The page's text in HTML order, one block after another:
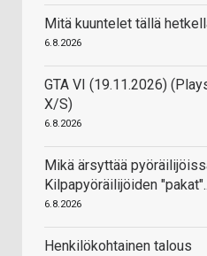
Mitä kuuntelet tällä
6.8.2026
GTA VI (19.11.2026)
X/S)
6.8.2026
Mikä ärsyttää
Kilpapyöräilijöiden
6.8.2026
Henkilökohtainen talous